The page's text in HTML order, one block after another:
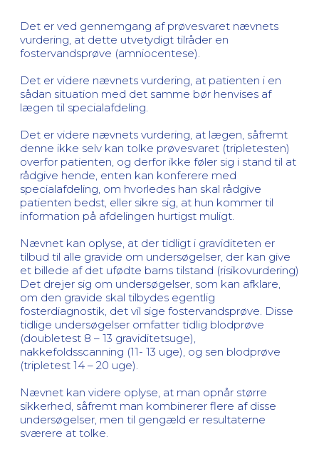
Det er ved gennemgang af prøvesvaret nævnets
vurdering, at dette utvetydigt tilråder en
fostervandsprøve (amniocentese).
Det er videre nævnets vurdering, at patienten i en
sådan situation med det samme bør henvises af
lægen til specialafdeling.
Det er videre nævnets vurdering, at lægen, såfremt
denne ikke selv kan tolke prøvesvaret (tripletesten)
overfor patienten, og derfor ikke føler sig i stand til at
rådgive hende, enten kan konferere med
specialafdeling, om hvorledes han skal rådgive
patienten bedst, eller sikre sig, at hun kommer til
information på afdelingen hurtigst muligt.
Nævnet kan oplyse, at der tidligt i graviditeten er
tilbud til alle gravide om undersøgelser, der kan give
et billede af det ufødte barns tilstand (risikovurdering)
Det drejer sig om undersøgelser, som kan afklare,
om den gravide skal tilbydes egentlig
fosterdiagnostik, det vil sige fostervandsprøve. Disse
tidlige undersøgelser omfatter tidlig blodprøve
(doubletest 8 – 13 graviditetsuge),
nakkefoldsscanning (11- 13 uge), og sen blodprøve
(tripletest 14 – 20 uge).
Nævnet kan videre oplyse, at man opnår større
sikkerhed, såfremt man kombinerer flere af disse
undersøgelser, men til gengæld er resultaterne
sværere at tolke.